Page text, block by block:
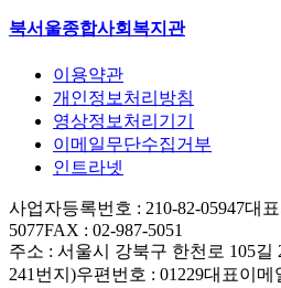
북서울종합사회복지관
이용약관
개인정보처리방침
영상정보처리기기
이메일무단수집거부
인트라넷
사업자등록번호 : 210-82-05947대
5077FAX : 02-987-5051
주소 : 서울시 강북구 한천로 105길
241번지)우편번호 : 01229대표이메